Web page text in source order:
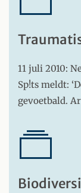
11 juli 2010:
Sp!ts meldt:
gevoetbald.